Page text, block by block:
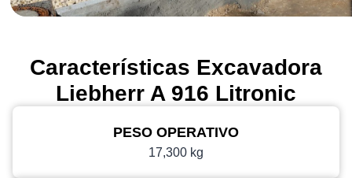
Características Excavadora
Liebherr A 916 Litronic
PESO OPERATIVO
17,300 kg